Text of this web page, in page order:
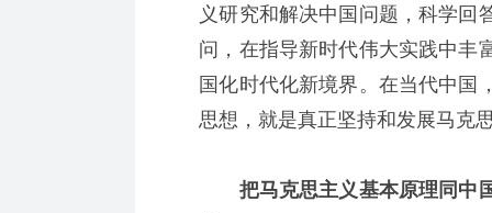
义研究和解决中国问题，科学回
问，在指导新时代伟大实践中丰
国化时代化新境界。在当代中国
思想，就是真正坚持和发展马克
把马克思主义基本原理同中国